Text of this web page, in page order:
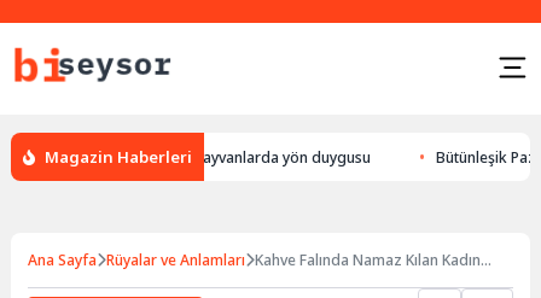
Magazin Haberleri
leylek yön bulması, hayvanlarda yön duygusu Bütünleşik
Ana Sayfa Rüyalar ve Anlamları Kahve Falında Namaz Kılan Kadın